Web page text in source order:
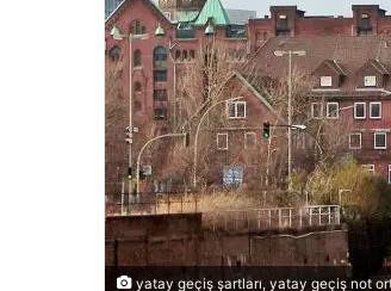
yatay geçiş şartları, yatay geçiş not